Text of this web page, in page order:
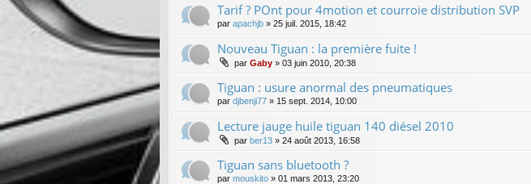
Tarif ? POnt pour 4motion et courroie distribution SVP
par apachjb » 25 juil. 2015, 18:42
Nouveau Tiguan : la première fuite !
par Gaby » 03 juin 2010, 20:38
Tiguan : usure anormal des pneumatiques
par djbenji77 » 15 sept. 2014, 10:00
Lecture jauge huile tiguan 140 diésel 2010
par ber13 » 24 août 2013, 16:58
Tiguan sans bluetooth ?
par mouskito » 01 mars 2013, 23:20